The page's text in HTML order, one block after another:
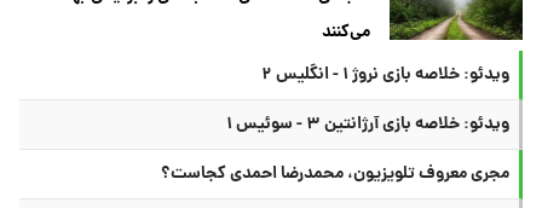
می‌کنند
ویدئو: خلاصه بازی نروژ ۱ - انگلیس ۲
ویدئو: خلاصه بازی آرژانتین ۳ - سوئیس ۱
مجری معروف تلویزیون، محمدرضا احمدی کجاست؟